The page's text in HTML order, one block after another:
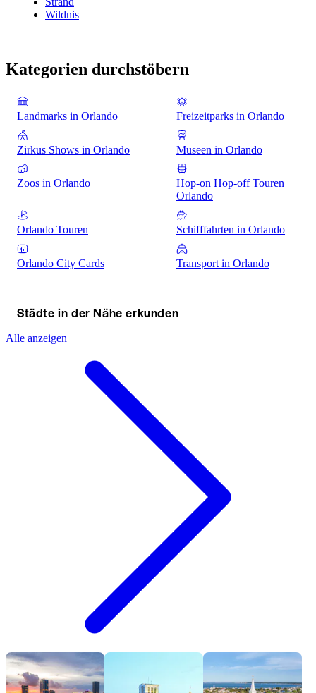
Wildnis
Kategorien durchstöbern
Landmarks in Orlando Freizeitparks in Orlando
Zirkus Shows in Orlando Museen in Orlando
Zoos in Orlando
Hop-on Hop-off Touren
Orlando
Orlando Touren Schifffahrten in Orlando
Orlando City Cards Transport in Orlando
Städte in der Nähe erkunden
Alle anzeigen